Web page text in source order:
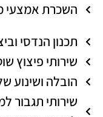
השכרת אמצעי
תכנון הנדסי
שירותי פיצוץ
הובלה ושינוע
שירותי תגבור